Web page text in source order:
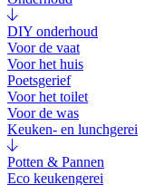
DIY onderhoud
Voor de vaat
Voor het huis
Poetsgerief
Voor het toilet
Voor de was
Keuken- en lunchgerei
Potten & Pannen
Eco keukengerei